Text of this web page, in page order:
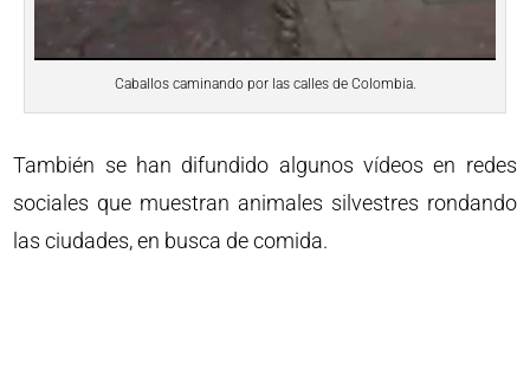
Caballos caminando por las calles de Colombia.
También se han difundido algunos vídeos en redes
sociales que muestran animales silvestres rondando
las ciudades, en busca de comida.